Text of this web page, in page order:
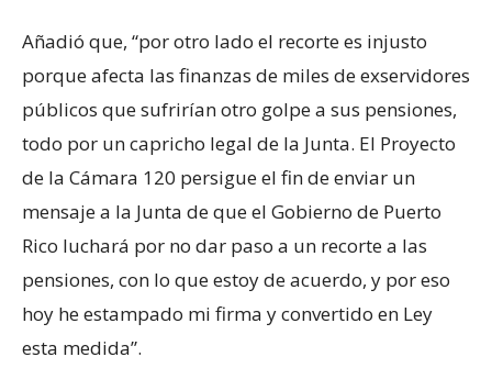
Añadió que, “por otro lado el recorte es injusto
porque afecta las finanzas de miles de exservidores
públicos que sufrirían otro golpe a sus pensiones,
todo por un capricho legal de la Junta. El Proyecto
de la Cámara 120 persigue el fin de enviar un
mensaje a la Junta de que el Gobierno de Puerto
Rico luchará por no dar paso a un recorte a las
pensiones, con lo que estoy de acuerdo, y por eso
hoy he estampado mi firma y convertido en Ley
esta medida”.